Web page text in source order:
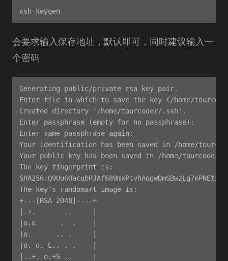
会要求输入保存地址，默认即可，同时建议输入一
个密码
Generating public/private rsa key pair.
Enter file in which to save the key (/home/
Created directory '/home/tourcoder/.ssh'.
Enter passphrase (empty for no passphrase):
Enter same passphrase again:
Your identification has been saved in /home/
Your public key has been saved in /home/tourcoder/
The key fingerprint is:
The key's randomart image is:
+---[RSA 2048]----+
|.+.       ..     |
|o.o      .  .    |
|o.      .. .     |
|o. o. E.. . .    |
|..+. o.+S ..     |